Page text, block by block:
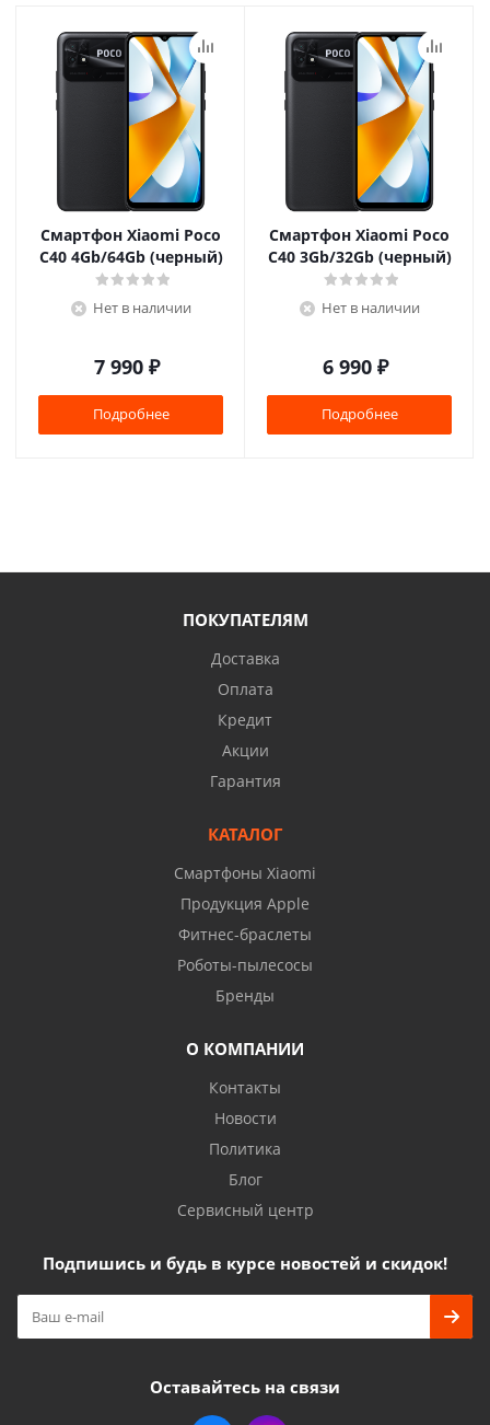
Смартфон Xiaomi Poco
C40 4Gb/64Gb (черный)
Нет в наличии
7 990 ₽
Подробнее
Смартфон Xiaomi Poco
C40 3Gb/32Gb (черный)
Нет в наличии
6 990 ₽
Подробнее
ПОКУПАТЕЛЯМ
Доставка
Оплата
Кредит
Акции
Гарантия
КАТАЛОГ
Смартфоны Xiaomi
Продукция Apple
Фитнес-браслеты
Роботы-пылесосы
Бренды
О КОМПАНИИ
Контакты
Новости
Политика
Блог
Сервисный центр
Подпишись и будь в курсе новостей и скидок!
Оставайтесь на связи